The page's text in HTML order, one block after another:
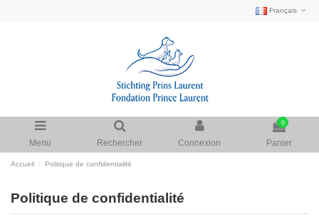
Français
Menu Rechercher Connexion
0
Panier
Accueil Politique de confidentialité
Politique de confidentialité